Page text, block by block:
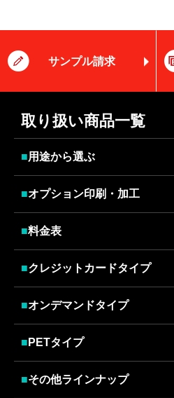
サンプル請求
取り扱い商品一覧
■用途から選ぶ
■オプション印刷・加工
■料金表
■クレジットカードタイプ
■オンデマンドタイプ
■ PETタイプ
■その他ラインナップ